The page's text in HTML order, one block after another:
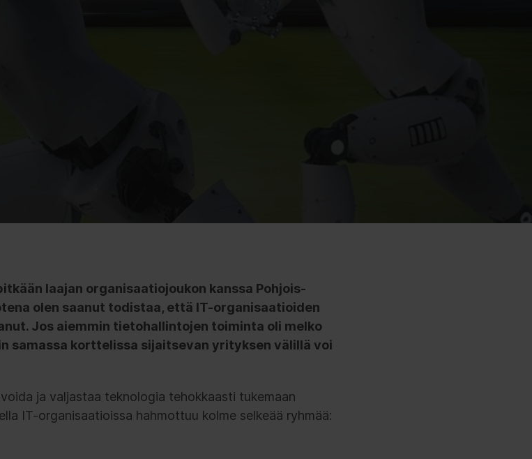
laajan organisaatiojoukon kanssa Pohjois-
olen saanut todistaa, että IT-organisaatioiden
Jos aiemmin tietohallintojen toiminta oli melko
samassa korttelissa sijaitsevan yrityksen välillä voi
ja valjastaa teknologia tehokkaasti tukemaan
IT-organisaatioissa hahmottuu kolme selkeää ryhmää: